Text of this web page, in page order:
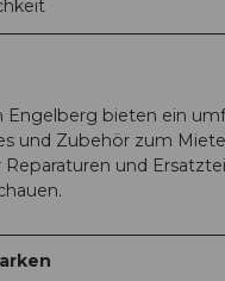
Engelberg bieten ein
und Zubehör zum
Reparaturen und